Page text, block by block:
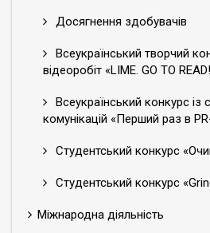
Досягнення здобувачів
Всеукраїнський творчий
відеоробіт «LIME. GO TO
Всеукраїнський конкурс із
комунікацій «Перший раз в
Студентський конкурс
Студентський конкурс
Міжнародна діяльність